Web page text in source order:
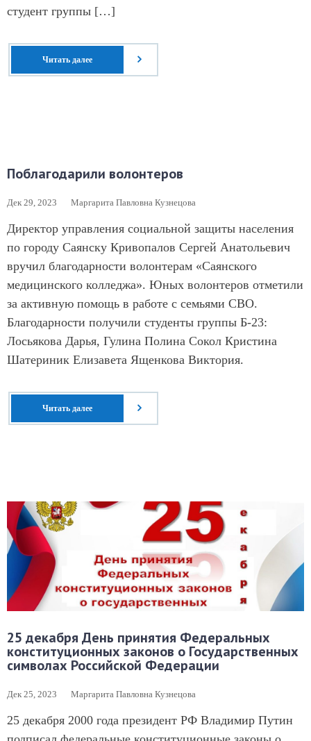
студент группы […]
Читать далее
Поблагодарили волонтеров
Дек 29, 2023 Маргарита Павловна Кузнецова
Директор управления социальной защиты населения
по городу Саянску Кривопалов Сергей Анатольевич
вручил благодарности волонтерам «Саянского
медицинского колледжа». Юных волонтеров отметили
за активную помощь в работе с семьями СВО.
Благодарности получили студенты группы Б-23:
Лосьякова Дарья, Гулина Полина Сокол Кристина
Шатериник Елизавета Ященкова Виктория.
Читать далее
25 декабря День принятия Федеральных
конституционных законов о Государственных
символах Российской Федерации
Дек 25, 2023 Маргарита Павловна Кузнецова
25 декабря 2000 года президент РФ Владимир Путин